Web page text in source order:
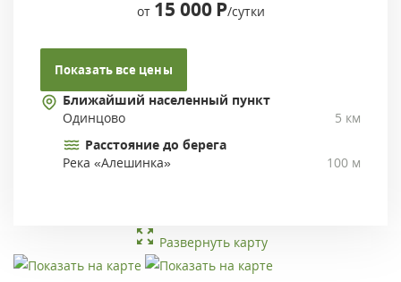
от 15 000 Р/сутки
Показать все цены
Ближайший населенный пункт
Одинцово
5 км
Расстояние до берега
Река «Алешинка»
100 м
Развернуть карту